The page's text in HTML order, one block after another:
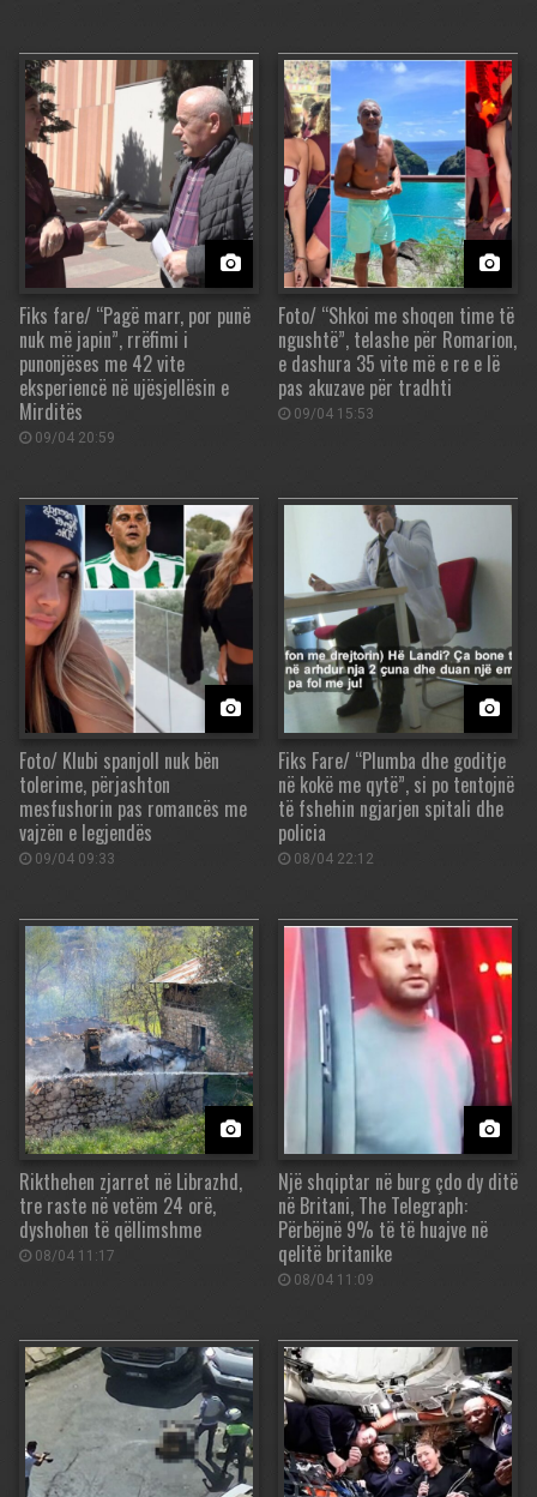
Fiks fare/ “Pagë marr, por punë
nuk më japin”, rrëfimi i
punonjëses me 42 vite
eksperiencë në ujësjellësin e
Mirditës
09/04 20:59
Foto/ “Shkoi me shoqen time të
ngushtë”, telashe për Romarion,
e dashura 35 vite më e re e lë
pas akuzave për tradhti
09/04 15:53
Foto/ Klubi spanjoll nuk bën
tolerime, përjashton
mesfushorin pas romancës me
vajzën e legjendës
09/04 09:33
Fiks Fare/ “Plumba dhe goditje
në kokë me qytë”, si po tentojnë
të fshehin ngjarjen spitali dhe
policia
08/04 22:12
Rikthehen zjarret në Librazhd,
tre raste në vetëm 24 orë,
dyshohen të qëllimshme
08/04 11:17
Një shqiptar në burg çdo dy ditë
në Britani, The Telegraph:
Përbëjnë 9% të të huajve në
qelitë britanike
08/04 11:09